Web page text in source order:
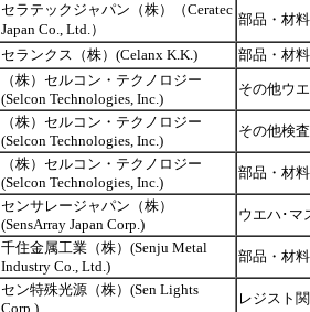
セラテックジャパン（株）（Ceratec
Japan Co., Ltd.）
部品・材
セランクス（株）(Celanx K.K.)
部品・材
（株）セルコン・テクノロジー
(Selcon Technologies, Inc.)
その他ウ
（株）セルコン・テクノロジー
(Selcon Technologies, Inc.)
その他検
（株）セルコン・テクノロジー
(Selcon Technologies, Inc.)
部品・材
センサレージャパン（株）
(SensArray Japan Corp.)
ウエハ･マ
千住金属工業（株）(Senju Metal
Industry Co., Ltd.)
部品・材
セン特殊光源（株）(Sen Lights
Corp.)
レジスト